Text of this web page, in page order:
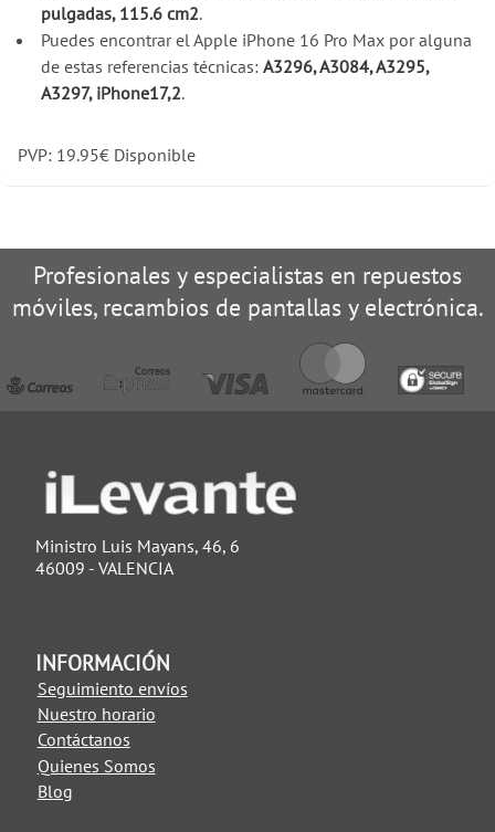
pulgadas, 115.6 cm2.
Puedes encontrar el Apple iPhone 16 Pro Max por alguna
de estas referencias técnicas: A3296, A3084, A3295,
A3297, iPhone17,2.
PVP: 19.95€ Disponible
Profesionales y especialistas en repuestos
móviles, recambios de pantallas y electrónica.
Ministro Luis Mayans, 46, 6
46009 - VALENCIA
INFORMACIÓN
Seguimiento envíos
Nuestro horario
Contáctanos
Quienes Somos
Blog